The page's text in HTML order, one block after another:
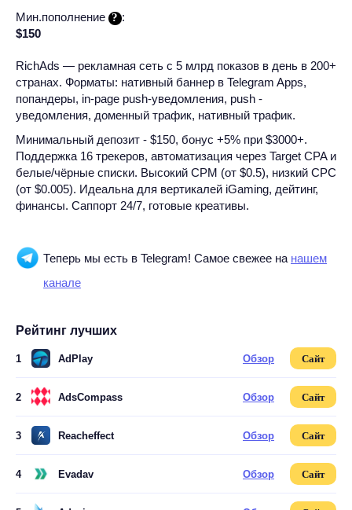
Мин.пополнение
:
$150
RichAds — рекламная сеть с 5 млрд показов в день в 200+
странах. Форматы: нативный баннер в Telegram Apps,
попандеры, in-page push-уведомления, push -
уведомления, доменный трафик, нативный трафик.
Минимальный депозит - $150, бонус +5% при $3000+.
Поддержка 16 трекеров, автоматизация через Target CPA и
белые/чёрные списки. Высокий CPM (от $0.5), низкий CPC
(от $0.005). Идеальна для вертикалей iGaming, дейтинг,
финансы. Саппорт 24/7, готовые креативы.
Теперь мы есть в Telegram! Самое свежее на нашем
канале
Рейтинг лучших
1 AdPlay Обзор Сайт
2 AdsCompass Обзор Сайт
3 Reacheffect Обзор Сайт
4 Evadav Обзор Сайт